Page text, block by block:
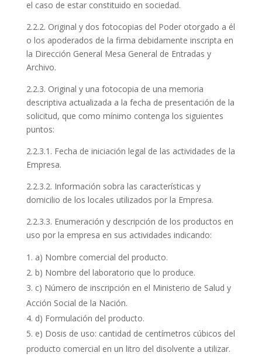
el caso de estar constituido en sociedad.
2.2.2. Original y dos fotocopias del Poder otorgado a él
o los apoderados de la firma debidamente inscripta en
la Dirección General Mesa General de Entradas y
Archivo.
2.2.3. Original y una fotocopia de una memoria
descriptiva actualizada a la fecha de presentación de la
solicitud, que como mínimo contenga los siguientes
puntos:
2.2.3.1. Fecha de iniciación legal de las actividades de la
Empresa.
2.2.3.2. Información sobra las características y
domicilio de los locales utilizados por la Empresa.
2.2.3.3. Enumeración y descripción de los productos en
uso por la empresa en sus actividades indicando:
a) Nombre comercial del producto.
b) Nombre del laboratorio que lo produce.
c) Número de inscripción en el Ministerio de Salud y
Acción Social de la Nación.
d) Formulación del producto.
e) Dosis de uso: cantidad de centímetros cúbicos del
producto comercial en un litro del disolvente a utilizar.